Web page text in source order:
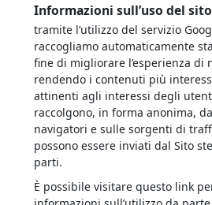
Informazioni sull’uso del
tramite l’utilizzo del servizio
raccogliamo automaticamente
fine di migliorare l’esperienza di
rendendo i contenuti più
attinenti agli interessi degli
raccolgono, in forma anonima,
navigatori e sulle sorgenti di
possono essere inviati dal Sito
parti.
È possibile visitare questo link